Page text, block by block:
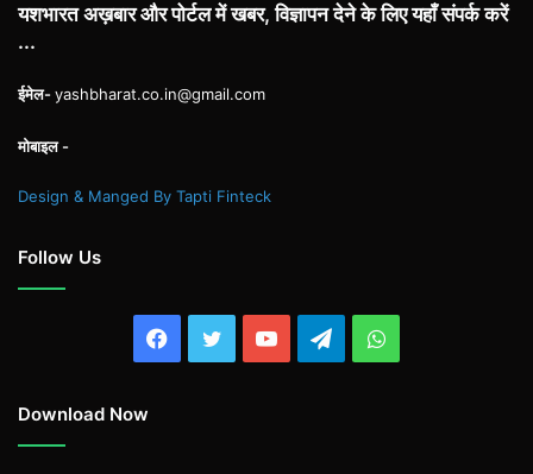
यशभारत अख़बार और पोर्टल में खबर, विज्ञापन देने के लिए यहाँ संपर्क करें
...
ईमेल-yashbharat.co.in@gmail.com
मोबाइल -
Design & Manged By Tapti Finteck
Follow Us
Facebook
TwitterYouTubeTelegramWhatsApp
Download Now